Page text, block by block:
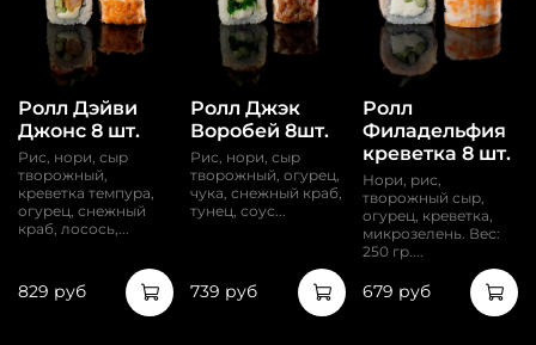
Ролл Дэйви
Джонс 8 шт.
Рис, нори, сыр
творожный,
креветка темпура,
огурец, снежный
краб, лосось,...
829 руб
Ролл Джэк
Воробей 8шт.
Рис, нори, сыр
творожный, огурец,
чука, снежный краб,
тунец, соус...
739 руб
Ролл
Филадельфия
креветка 8 шт.
Нори, рис,
творожный сыр,
огурец, креветка,
микрозелень. Вес:
250 гр....
679 руб